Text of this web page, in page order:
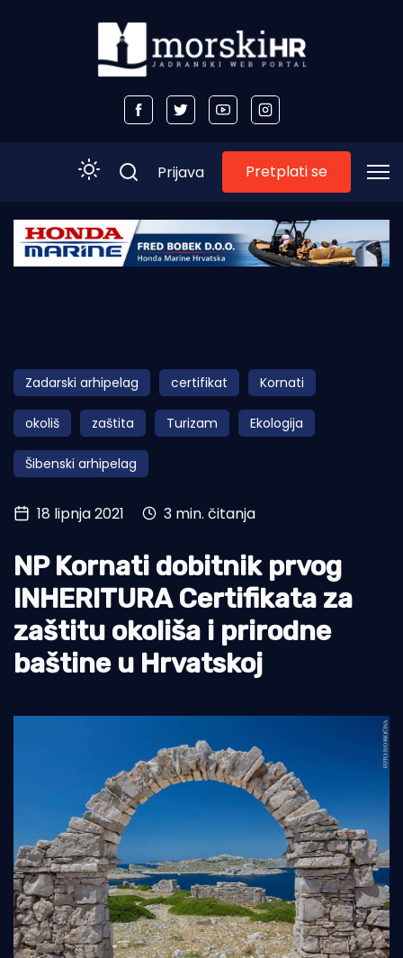
Početna
Obala
Otoci
Turizam i nautika
Pomorstvo
Ribolov
Tradicija i kultura
Prijava Pretplati se
Zadarski arhipelag certifikat Kornati
okoliš zaštita Turizam Ekologija
Šibenski arhipelag
18 lipnja 2021 3 min. čitanja
NP Kornati dobitnik prvog
INHERITURA Certifikata za
zaštitu okoliša i prirodne
baštine u Hrvatskoj